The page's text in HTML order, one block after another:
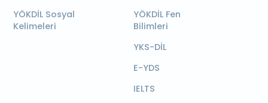
YÖKDİL Sosyal
Kelimeleri
YÖKDİL Fen
Bilimleri
YKS-DİL
E-YDS
IELTS